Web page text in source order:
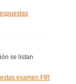
se listan
examen FIR